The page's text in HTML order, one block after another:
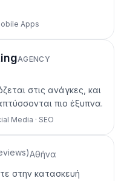
Apps
AGENCY
στις ανάγκες, και
πιο έξυπνα.
Media · SEO
)Αθήνα
στην κατασκευή